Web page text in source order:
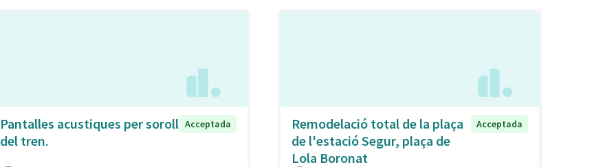
Pantalles acustiques per soroll
del tren.
Acceptada
Remodelació total de la plaça
de l'estació Segur, plaça de
Lola Boronat
Acceptada